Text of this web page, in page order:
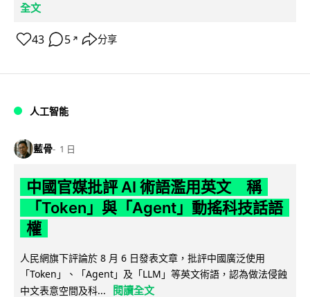
全文
43 5 ↗ 分享
人工智能
藍骨 1 日
中國官媒批評 AI 術語濫用英文 稱
「Token」與「Agent」動搖科技話語
權
人民網旗下評論於 8 月 6 日發表文章，批評中國廣泛使用
「Token」、「Agent」及「LLM」等英文術語，認為做法侵蝕
中文表意空間及科...
閱讀全文